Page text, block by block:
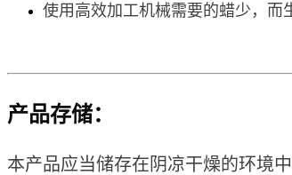
使用高效加工机械需要的蜡少，而
产品存储：
本产品应当储存在阴凉干燥的环境